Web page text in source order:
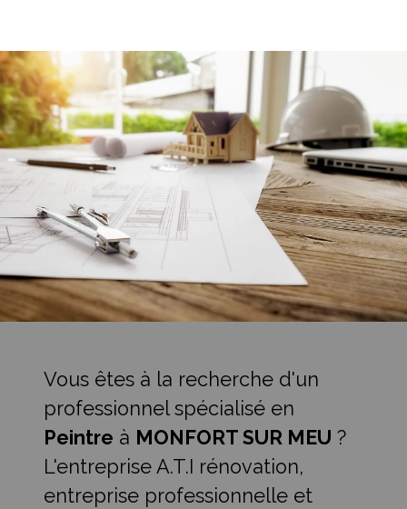
Vous êtes à la recherche d'un
professionnel spécialisé en
Peintre à MONFORT SUR MEU ?
L'entreprise A.T.I rénovation,
entreprise professionnelle et